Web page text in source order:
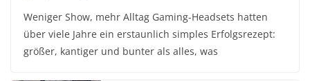
Weniger Show, mehr Alltag Gaming-Headsets hatten
über viele Jahre ein erstaunlich simples Erfolgsrezept:
größer, kantiger und bunter als alles, was